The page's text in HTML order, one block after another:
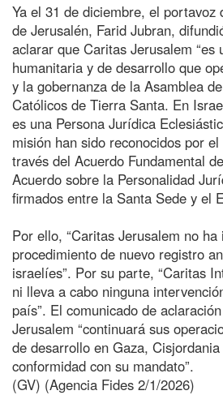
Ya el 31 de diciembre, el portavoz
de Jerusalén, Farid Jubran,
aclarar que Caritas Jerusalem “es
humanitaria y de desarrollo que
y la gobernanza de la Asamblea
Católicos de Tierra Santa. En
es una Persona Jurídica
misión han sido reconocidos por
través del Acuerdo Fundamental
Acuerdo sobre la Personalidad
firmados entre la Santa Sede y el
Por ello, “Caritas Jerusalem no
procedimiento de nuevo registro
israelíes”. Por su parte, “Caritas
ni lleva a cabo ninguna
país”. El comunicado de
Jerusalem “continuará sus
de desarrollo en Gaza,
conformidad con su mandato”.
(GV) (Agencia Fides 2/1/2026)